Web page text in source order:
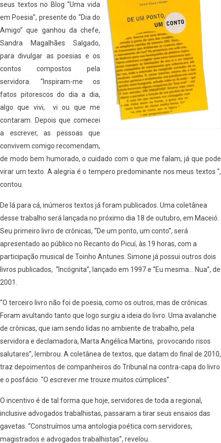
seus textos no Blog “Uma vida
em Poesia”, presente do “Dia do
Amigo” que ganhou da chefe,
Sandra Magalhães Salgado,
para divulgar as poesias e os
contos compostos pela
servidora. “Inspiram-me os
fatos pitorescos do dia a dia,
algo que vivi, vi ou que me
contaram. Depois que comecei
a escrever, as pessoas que
convivem comigo recomendam,
de modo bem humorado, o cuidado com o que me falam, já que pode
virar um texto. A alegria é o tempero predominante nos meus textos “,
contou.
De lá para cá, inúmeros textos já foram publicados. Uma coletânea
desse trabalho será lançada no próximo dia 18 de outubro, em Maceió.
Seu primeiro livro de crônicas, “De um ponto, um conto”, será
apresentado ao público no Recanto do Picuí, às 19 horas, com a
participação musical de Toinho Antunes. Simone já possui outros dois
livros publicados, “Incógnita”, lançado em 1997 e “Eu mesma… Nua”, de
2001.
“O terceiro livro não foi de poesia, como os outros, mas de crônicas.
Foram avultando tanto que logo surgiu a ideia do livro. Uma avalanche
de crônicas, que iam sendo lidas no ambiente de trabalho, pela
servidora e declamadora, Marta Angélica Martins, provocando risos
salutares”, lembrou. A coletânea de textos, que datam do final de 2010,
traz depoimentos de companheiros do Tribunal na contra-capa do livro
e o posfácio. “O escrever me trouxe muitos cúmplices”.
O incentivo é de tal forma que hoje, servidores de toda a regional,
inclusive advogados trabalhistas, passaram a tirar seus ensaios das
gavetas. “Construímos uma antologia poética com servidores,
magistrados e advogados trabalhistas”, revelou.